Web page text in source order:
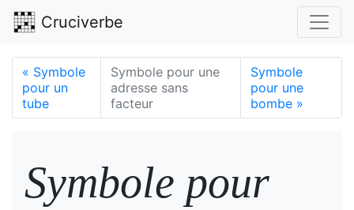
Cruciverbe
« Symbole
pour un
tube
Symbole pour une
adresse sans
facteur
Symbole
pour une
bombe »
Symbole pour